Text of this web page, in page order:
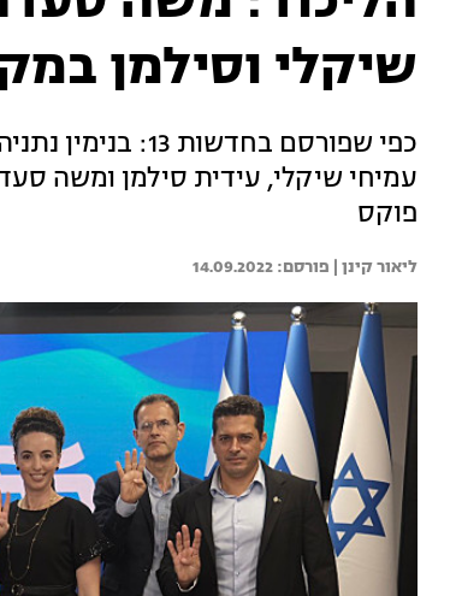
שיקלי וסילמן במקומות
כפי שפורסם
עמיחי שיקלי, עידית סילמן ומשה
פוקס
ליאור קינן | 14.09.2022